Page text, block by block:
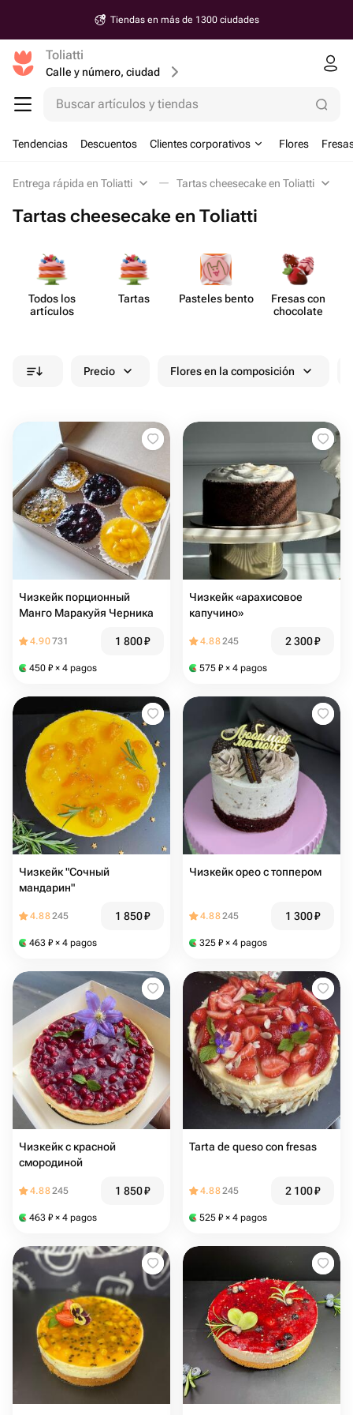
Tiendas en más de 1300 ciudades
Toliatti
Calle y número, ciudad
Buscar artículos y tiendas
Tendencias Descuentos Clientes corporativos Flores
Entrega rápida en Toliatti Tartas cheesecake en Toliatti
Tartas cheesecake en Toliatti
Todos los
artículos
Tartas Pasteles bento
Fresas con
chocolate
Precio Flores en la composición
Чизкейк порционный
Манго Маракуйя Черника
4.90731 1 800₽
450 ₽ × 4 pagos
Чизкейк «арахисовое
капучино»
4.88245 2 300₽
575 ₽ × 4 pagos
Чизкейк "Сочный
мандарин"
4.88245 1 850₽
463 ₽ × 4 pagos
Чизкейк орео с топпером
4.88245 1 300₽
325 ₽ × 4 pagos
Чизкейк с красной
смородиной
4.88245 1 850₽
463 ₽ × 4 pagos
Tarta de queso con fresas
4.88245 2 100₽
525 ₽ × 4 pagos